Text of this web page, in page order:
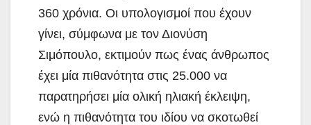
360 χρόνια. Οι υπολογισμοί που έχουν
γίνει, σύμφωνα με τον Διονύση
Σιμόπουλο, εκτιμούν πως ένας άνθρωπος
έχει μία πιθανότητα στις 25.000 να
παρατηρήσει μία ολική ηλιακή έκλειψη,
ενώ η πιθανότητα του ιδίου να σκοτωθεί